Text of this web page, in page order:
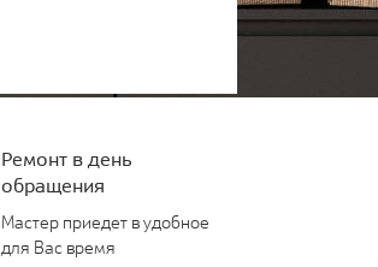
Ремонт в день
обращения
Мастер приедет в удобное
для Вас время